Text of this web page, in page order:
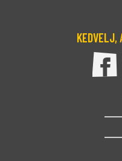
KEDVELJ,